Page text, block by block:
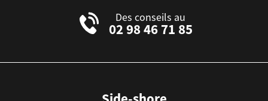
Des conseils au
02 98 46 71 85